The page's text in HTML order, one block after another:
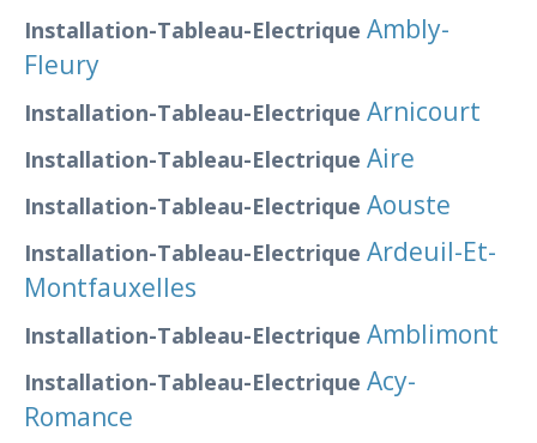
Installation-Tableau-Electrique Ambly-
Fleury
Installation-Tableau-Electrique Arnicourt
Installation-Tableau-Electrique Aire
Installation-Tableau-Electrique Aouste
Installation-Tableau-Electrique Ardeuil-Et-
Montfauxelles
Installation-Tableau-Electrique Amblimont
Installation-Tableau-Electrique Acy-
Romance